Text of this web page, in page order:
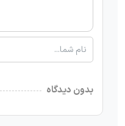
بدون دیدگاه